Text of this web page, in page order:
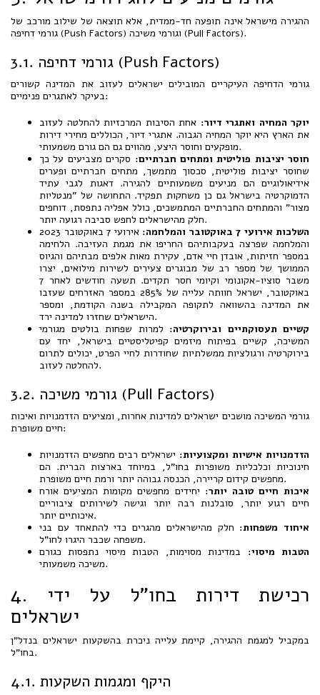
ההגירה מישראל אינה תופעה חד-ממדית, אלא תוצאה של שילוב מורכב של
גורמי דחיפה (Push Factors) וגורמי משיכה (Pull Factors).
3.1. גורמי דחיפה (Push Factors)
גורמי הדחיפה העיקריים המובילים ישראלים לעזוב את המדינה קשורים
בעיקר לאתגרים פנימיים:
יוקר המחיה ואתגרי דיור: אחת הסיבות המרכזיות להחלטה לעזוב
את הארץ היא יוקר המחיה הגבוה. אתגרי דיור, הכוללים מחירי דירות
מופקעים וחוסר היצע, מהווים גם הם גורם משמעותי.
חוסר יציבות פוליטית ומתחים חברתיים: סקרים מצביעים על כך
שחוסר יציבות פוליטית, סכסוך מתמשך, מתחים חברתיים ופערים
אידיאולוגיים הם מניעים משמעותיים להגירה. דאגות לגבי עתיד
הדמוקרטיה בישראל גם כן משחקות תפקיד. התחושה של "מנטליות
מצור" והמתחים החברתיים המתמשכים, כולל אפליה נתפסת, דוחפים
חלק מהישראלים לחפש סביבה רגועה יותר.
השלכות אירועי 7 באוקטובר והמלחמה:
אירועי 7 באוקטובר 2023
והמלחמה שפרצה בעקבותיהם החריפו את מגמת העזיבה. הלחימה
במספר חזיתות, אובדן חיי אדם, עקירת מאות אלפים מבתיהם והגיוס
הממושך של מספר רב של מבוגרים צעירים לשירות מילואים, יצרו
משבר סוציו-אקונומי וקיומי חסר תקדים. תשעה חודשים לאחר 7
באוקטובר, ישראל חוותה עלייה של 285% במספר האזרחים שעזבו
את המדינה בהשוואה לתקופה המקבילה בשנה הקודמת, ומספר
הישראלים שחזרו למדינה ירד.
קשיים תעסוקתיים ובירוקרטיה: למרות שפחות בולטים מגורמי
המשיכה, קשיים בפיתוח מיזמים קפיטליסטיים בישראל, יחד עם
בירוקרטיה ורגולציות ממשלתיות שחודרות לחיי הפרט, יכולים לתרום
להחלטה לעזוב.
3.2. גורמי משיכה (Pull Factors)
גורמי המשיכה מושכים ישראלים למדינות אחרות, ומציעים הזדמנויות ואיכות
חיים משופרת:
הזדמנויות אישיות ומקצועיות: ישראלים רבים מחפשים הזדמנויות
חינוכיות וכלכליות משופרות בחו"ל, במיוחד בארצות הברית. הם
מחפשים קידום קריירה, הכנסה גבוהה יותר ורמת חיים משופרת.
איכות חיים טובה יותר: יחידים מחפשים מקומות המציעים אורח
חיים רגוע יותר, סובלנות רבה יותר וגישה לשירותים ציבוריים
איכותיים יותר.
איחוד משפחות: חלק מהישראלים מהגרים כדי להתאחד עם בני
משפחה שכבר היגרו לחו"ל.
הטבות מיסוי: במדינות מסוימות, הטבות מיסוי נתפסות כגורם
משיכה משמעותי.
4. רכישת דירות בחו"ל על ידי
ישראלים
במקביל למגמת ההגירה, קיימת עלייה ניכרת בהשקעות ישראלים בנדל"ן
בחו"ל.
4.1. היקף ומגמות השקעות